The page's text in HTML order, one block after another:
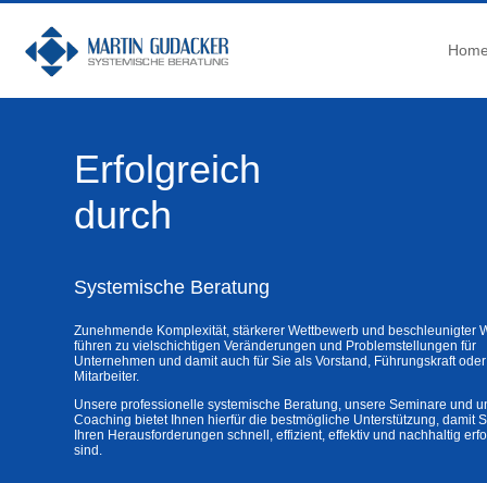
Erfolgreich
durch
Systemische Beratung
Zunehmende Komplexität, stärkerer Wettbewerb und beschleunigter
führen zu vielschichtigen Veränderungen und Problemstellungen für
Unternehmen und damit auch für Sie als Vorstand, Führungskraft oder
Mitarbeiter.
Unsere professionelle systemische Beratung, unsere Seminare und
Coaching bietet Ihnen hierfür die bestmögliche Unterstützung, damit
Ihren Herausforderungen schnell, effizient, effektiv und nachhaltig
sind.